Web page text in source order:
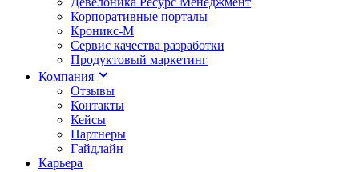
Корпоративные порталы
Кроникс-М
Сервис качества разработки
Продуктовый маркетинг
Компания
Отзывы
Контакты
Кейсы
Партнеры
Гайдлайн
Карьера